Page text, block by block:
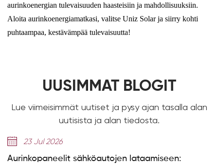
aurinkoenergian tulevaisuuden haasteisiin ja mahdollisuuksiin.
Aloita aurinkoenergiamatkasi, valitse Uniz Solar ja siirry kohti
puhtaampaa, kestävämpää tulevaisuutta!
UUSIMMAT BLOGIT
Lue viimeisimmät uutiset ja pysy ajan tasalla alan
uutisista ja alan tiedosta.
2026
sähköautojen lataamiseen:
314 Ah:n